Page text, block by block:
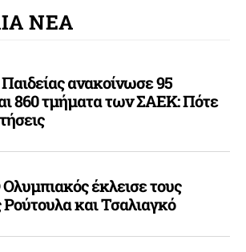
ΝΕΑ
ανακοίνωσε 95
860 τμήματα των ΣΑΕΚ: Πότε
έκλεισε τους
και Τσαλιαγκό